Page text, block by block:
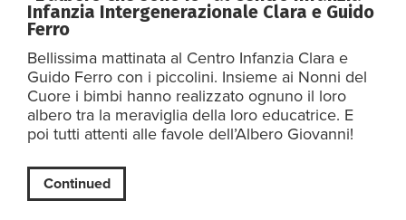
Infanzia Intergenerazionale Clara e Guido
Ferro
Bellissima mattinata al Centro Infanzia Clara e
Guido Ferro con i piccolini. Insieme ai Nonni del
Cuore i bimbi hanno realizzato ognuno il loro
albero tra la meraviglia della loro educatrice. E
poi tutti attenti alle favole dell’Albero Giovanni!
Continued